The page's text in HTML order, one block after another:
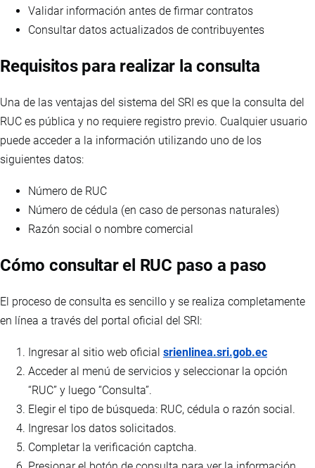
Validar información antes de firmar contratos
Consultar datos actualizados de contribuyentes
Requisitos para realizar la consulta
Una de las ventajas del sistema del SRI es que la consulta del
RUC es pública y no requiere registro previo. Cualquier usuario
puede acceder a la información utilizando uno de los
siguientes datos:
Número de RUC
Número de cédula (en caso de personas naturales)
Razón social o nombre comercial
Cómo consultar el RUC paso a paso
El proceso de consulta es sencillo y se realiza completamente
en línea a través del portal oficial del SRI:
Ingresar al sitio web oficial srienlinea.sri.gob.ec
Acceder al menú de servicios y seleccionar la opción
“RUC” y luego “Consulta”.
Elegir el tipo de búsqueda: RUC, cédula o razón social.
Ingresar los datos solicitados.
Completar la verificación captcha.